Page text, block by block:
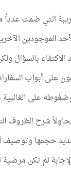
التي ضمت عدداً
الموجودين
بالسؤال
على أبواب
على
شرح الظروف
حجمها وتوصيف
لم تكن